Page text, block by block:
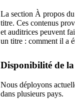
La section À propos
titre. Ces contenus
et auditrices peuvent
un titre : comment il a
Disponibilité de
Nous déployons
dans plusieurs pays.